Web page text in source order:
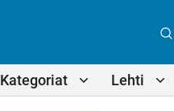
Kategoriat Lehti